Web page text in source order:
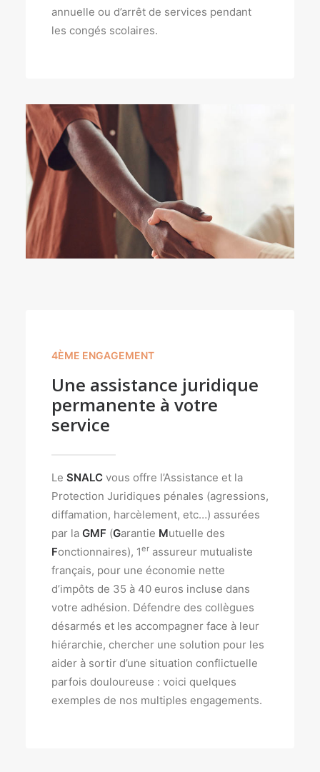
annuelle ou d’arrêt de services pendant
les congés scolaires.
4ÈME ENGAGEMENT
Une assistance juridique
permanente à votre
service
Le SNALC vous offre l’Assistance et la
Protection Juridiques pénales (agressions,
diffamation, harcèlement, etc…) assurées
par la GMF (Garantie Mutuelle des
Fonctionnaires), 1er assureur mutualiste
français, pour une économie nette
d’impôts de 35 à 40 euros incluse dans
votre adhésion. Défendre des collègues
désarmés et les accompagner face à leur
hiérarchie, chercher une solution pour les
aider à sortir d’une situation conflictuelle
parfois douloureuse : voici quelques
exemples de nos multiples engagements.